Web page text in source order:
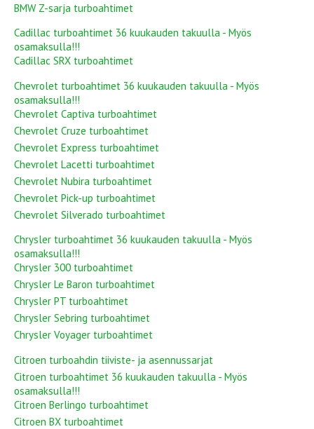
BMW Z-sarja turboahtimet
Cadillac turboahtimet 36 kuukauden takuulla - Myös
osamaksulla!!!
Cadillac SRX turboahtimet
Chevrolet turboahtimet 36 kuukauden takuulla - Myös
osamaksulla!!!
Chevrolet Captiva turboahtimet
Chevrolet Cruze turboahtimet
Chevrolet Express turboahtimet
Chevrolet Lacetti turboahtimet
Chevrolet Nubira turboahtimet
Chevrolet Pick-up turboahtimet
Chevrolet Silverado turboahtimet
Chrysler turboahtimet 36 kuukauden takuulla - Myös
osamaksulla!!!
Chrysler 300 turboahtimet
Chrysler Le Baron turboahtimet
Chrysler PT turboahtimet
Chrysler Sebring turboahtimet
Chrysler Voyager turboahtimet
Citroen turboahdin tiiviste- ja asennussarjat
Citroen turboahtimet 36 kuukauden takuulla - Myös
osamaksulla!!!
Citroen Berlingo turboahtimet
Citroen BX turboahtimet